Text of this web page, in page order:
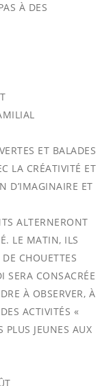
À DES
ET BALADES
LA CRÉATIVITÉ ET
D’IMAGINAIRE ET
ALTERNERONT
LE MATIN, ILS
CHOUETTES
SERA CONSACRÉE
À OBSERVER, À
ACTIVITÉS «
PLUS JEUNES AUX